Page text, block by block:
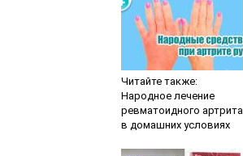
Читайте также:
Народное лечение
ревматоидного артрита
в домашних условиях